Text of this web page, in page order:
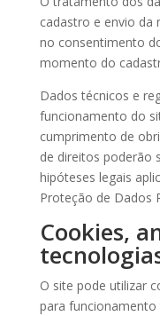
cadastro e envio da
no consentimento
momento do
Dados técnicos e
funcionamento do
cumprimento de
de direitos poderão
hipóteses legais
Proteção de Dados
Cookies,
O site pode utilizar
para funcionamento